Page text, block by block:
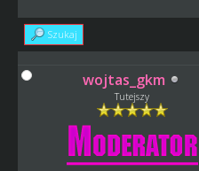
Szukaj
wojtas_gkm
Tutejszy